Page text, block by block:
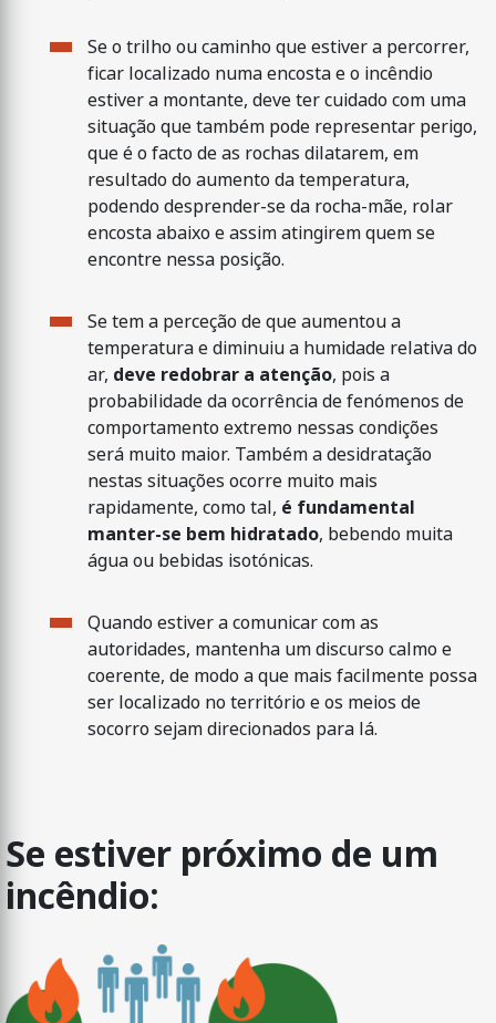
Se o trilho ou caminho que estiver a percorrer,
ficar localizado numa encosta e o incêndio
estiver a montante, deve ter cuidado com uma
situação que também pode representar perigo,
que é o facto de as rochas dilatarem, em
resultado do aumento da temperatura,
podendo desprender-se da rocha-mãe, rolar
encosta abaixo e assim atingirem quem se
encontre nessa posição.
Se tem a perceção de que aumentou a
temperatura e diminuiu a humidade relativa do
ar, deve redobrar a atenção, pois a
probabilidade da ocorrência de fenómenos de
comportamento extremo nessas condições
será muito maior. Também a desidratação
nestas situações ocorre muito mais
rapidamente, como tal, é fundamental
manter-se bem hidratado, bebendo muita
água ou bebidas isotónicas.
Quando estiver a comunicar com as
autoridades, mantenha um discurso calmo e
coerente, de modo a que mais facilmente possa
ser localizado no território e os meios de
socorro sejam direcionados para lá.
Se estiver próximo de um
incêndio: